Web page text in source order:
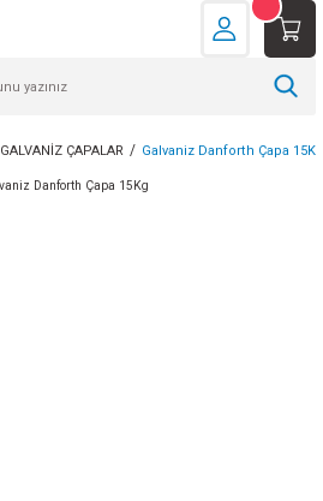
GALVANİZ ÇAPALAR Galvaniz Danforth Çapa 15Kg